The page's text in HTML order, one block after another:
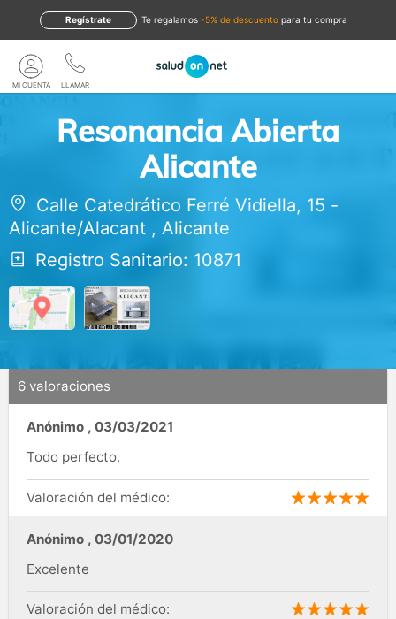
te regalamos -5% de descuento para tu compra
Regístrate
LLAMAR
MI CUENTA
Resonancia Abierta
Alicante
Calle Catedrático Ferré Vidiella, 15 -
Alicante/Alacant , Alicante
Registro Sanitario: 10871
6 valoraciones
Anónimo , 03/03/2021
Todo perfecto.
Valoración del médico:
Anónimo , 03/01/2020
Excelente
Valoración del médico: